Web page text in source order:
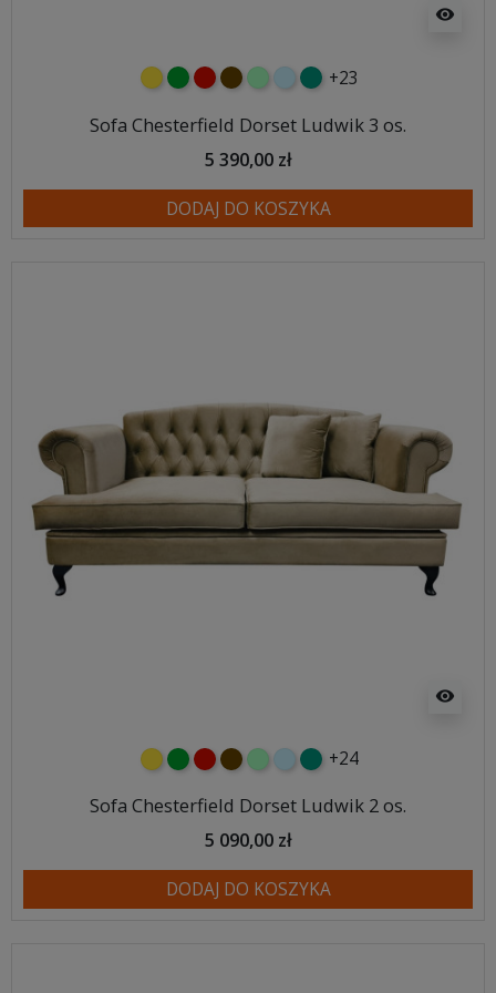
visibility
żółtyzielonyczerwony
czekoladowy
miętowybłękitny
turkusowy
+23
Sofa Chesterfield Dorset Ludwik 3 os.
5 390,00 zł
DODAJ DO KOSZYKA
visibility
żółtyzielonyczerwony
czekoladowy
miętowybłękitny
turkusowy
+24
Sofa Chesterfield Dorset Ludwik 2 os.
5 090,00 zł
DODAJ DO KOSZYKA